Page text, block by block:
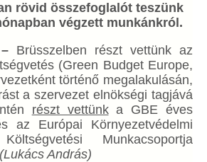
rövid összefoglalót teszünk
végzett munkánkról.
Brüsszelben részt vettünk az
(Green Budget Europe,
történő megalakulásán,
a szervezet elnökségi tagjává
részt vettünka GBE éves
az Európai Környezetvédelmi
Munkacsoportja
(Lukács András)